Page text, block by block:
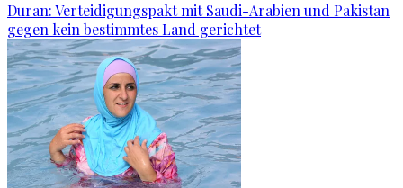
Duran: Verteidigungspakt mit Saudi-Arabien und Pakistan
gegen kein bestimmtes Land gerichtet